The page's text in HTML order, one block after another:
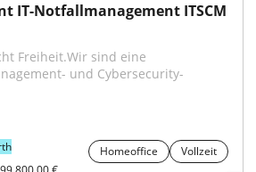
IT-Notfallmanagement ITSCM
Freiheit.Wir sind eine
und Cybersecurity-
Homeoffice
Vollzeit